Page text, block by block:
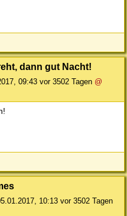
dann gut Nacht!
09:43 vor 3502 Tagen @
10:13 vor 3502 Tagen